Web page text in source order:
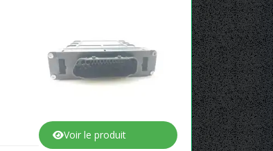
Voir le produit